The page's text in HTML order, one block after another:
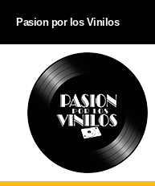
Pasion por los Vinilos